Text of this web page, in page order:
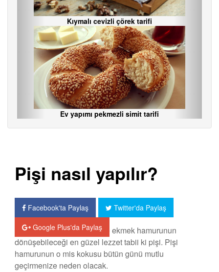
Kıymalı cevizli çörek tarifi
Ev yapımı pekmezli simit tarifi
Pişi nasıl yapılır?
Facebook'ta Paylaş
Twitter'da Paylaş
Google Plus'da Paylaş
Pratik kahvaltılık tariflerinde ekmek hamurunun
dönüşebileceği en güzel lezzet tabii ki pişi. Pişi
hamurunun o mis kokusu bütün günü mutlu
geçirmenize neden olacak.